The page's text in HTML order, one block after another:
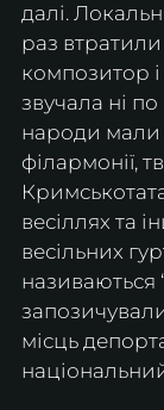
далі.
раз
композитор
звучала ні
народи мали
філармонії,
весіллях та
весільних
називаються
місць